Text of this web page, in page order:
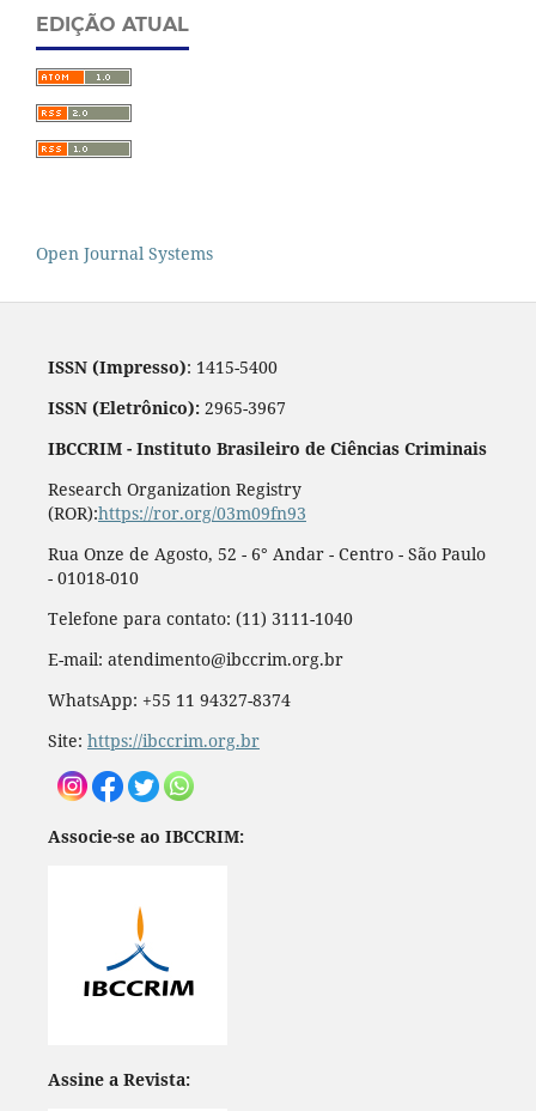
EDIÇÃO ATUAL
Open Journal Systems
ISSN (Impresso): 1415-5400
ISSN (Eletrônico): 2965-3967
IBCCRIM - Instituto Brasileiro de Ciências Criminais
Research Organization Registry
(ROR):https://ror.org/03m09fn93
Rua Onze de Agosto, 52 - 6° Andar - Centro - São Paulo
- 01018-010
Telefone para contato: (11) 3111-1040
E-mail: atendimento@ibccrim.org.br
WhatsApp: +55 11 94327-8374
Site: https://ibccrim.org.br
Associe-se ao IBCCRIM:
Assine a Revista: